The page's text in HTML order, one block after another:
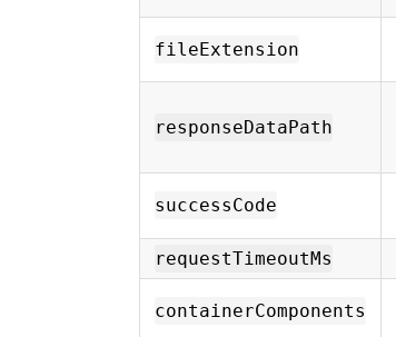
fileExtension
responseDataPath
successCode
requestTimeoutMs
containerComponents